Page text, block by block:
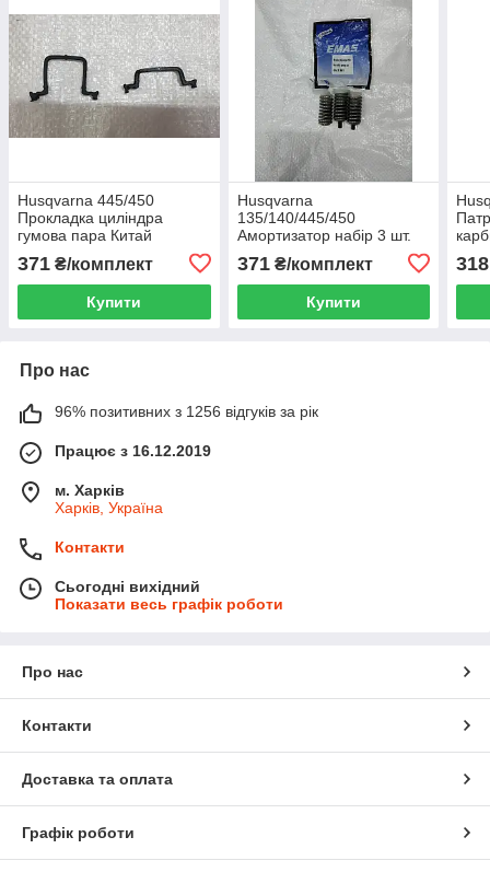
Husqvarna 445/450
Прокладка циліндра
гумова пара Китай
371 ₴/комплект
Купити
Husqvarna
135/140/445/450
Амортизатор набір 3 шт.
371₴/комплект
Купити
318
Про нас
96% позитивних з 1256 відгуків за рік
Працює з 16.12.2019
м. Харків
Харків, Україна
Контакти
Сьогодні вихідний
Показати весь графік роботи
Про нас
Контакти
Доставка та оплата
Графік роботи